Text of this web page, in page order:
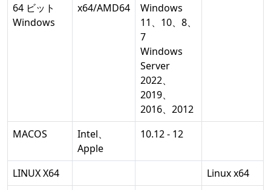
64 ビット
Windows
x64/AMD64
Windows
11、10、8、
7
Windows
Server
2022、
2019、
2016、2012
MACOS
Intel、
Apple
10.12 - 12
LINUX X64
Linux x64